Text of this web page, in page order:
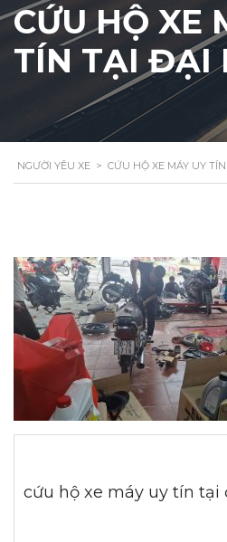
CỨU HỘ XE
TÍN TẠI ĐẠI
NGƯỜI YÊU XE > CỨU HỘ XE MÁY UY
cứu hộ xe máy uy tín tại